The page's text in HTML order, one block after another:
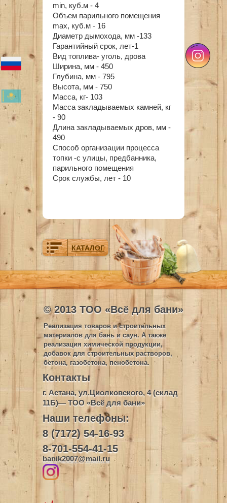
min, куб.м - 4
Объем парильного помещения
max, куб.м - 16
Диаметр дымохода, мм -133
Гарантийный срок, лет-1
Вид топлива- уголь, дрова
Ширина, мм - 450
Глубина, мм - 795
Высота, мм - 750
Масса, кг- 103
Масса закладываемых камней, кг
- 90
Длина закладываемых дров, мм -
490
Способ организации процесса
топки -с улицы, предбанника,
парильного помещения
Срок службы, лет - 10
КАТАЛОГ
© 2013 ТОО «Всё для бани»
Реализация товаров и строительных
материалов для бань и саун. А также
реализация химической продукции,
добавок для строительных растворов,
бетона, газобетона, пенобетона.
Контакты
г. Астана, ул.Циолковского, 4 (склад
11Б)— ТОО «Всё для бани»
Наши телефоны:
8 (7172) 54-16-93
8-701-554-41-15
banik2007@mail.ru